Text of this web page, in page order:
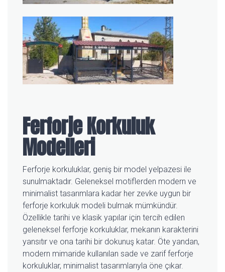
Ferforje Korkuluk
Modelleri
Ferforje korkuluklar, geniş bir model yelpazesi ile
sunulmaktadır. Geleneksel motiflerden modern ve
minimalist tasarımlara kadar her zevke uygun bir
ferforje korkuluk modeli bulmak mümkündür.
Özellikle tarihi ve klasik yapılar için tercih edilen
geleneksel ferforje korkuluklar, mekanın karakterini
yansıtır ve ona tarihi bir dokunuş katar. Öte yandan,
modern mimaride kullanılan sade ve zarif ferforje
korkuluklar, minimalist tasarımlarıyla öne çıkar.